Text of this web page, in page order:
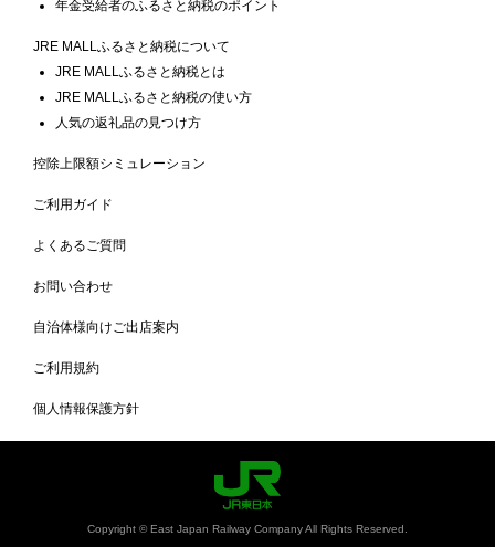
年金受給者のふるさと納税のポイント
JRE MALLふるさと納税について
JRE MALLふるさと納税とは
JRE MALLふるさと納税の使い方
人気の返礼品の見つけ方
控除上限額シミュレーション
ご利用ガイド
よくあるご質問
お問い合わせ
自治体様向けご出店案内
ご利用規約
個人情報保護方針
Copyright © East Japan Railway Company All Rights Reserved.